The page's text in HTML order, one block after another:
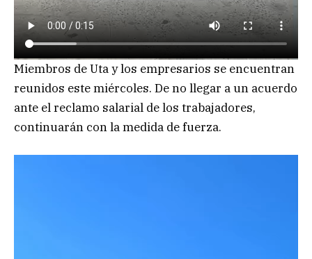
Miembros de Uta y los empresarios se encuentran
reunidos este miércoles. De no llegar a un acuerdo
ante el reclamo salarial de los trabajadores,
continuarán con la medida de fuerza.